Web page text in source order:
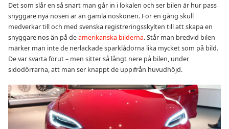
Det som slår en så snart man går in i lokalen och ser bilen är hur pass
snyggare nya nosen är än gamla noskonen. För en gång skull
medverkar till och med svenska registreringsskylten till att skapa en
snyggare nos än på deamerikanska bilderna. Står man bredvid bilen
märker man inte de nerlackade sparklådorna lika mycket som på bild.
De var svarta förut – men sitter så långt nere på bilen, under
sidodörrarna, att man ser knappt de uppifrån huvudhöjd.